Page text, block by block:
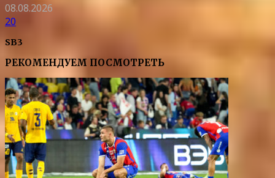
08.08.2026
20
SB3
РЕКОМЕНДУЕМ ПОСМОТРЕТЬ